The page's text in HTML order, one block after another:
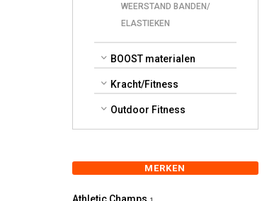
WEERSTAND BANDEN/
ELASTIEKEN
BOOST materialen
Kracht/Fitness
Outdoor Fitness
MERKEN